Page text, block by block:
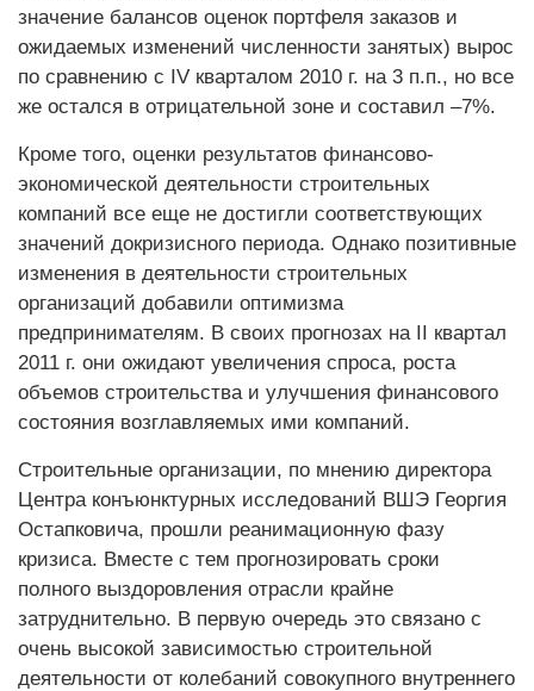
значение балансов оценок портфеля заказов и
ожидаемых изменений численности занятых) вырос
по сравнению с IV кварталом 2010 г. на 3 п.п., но все
же остался в отрицательной зоне и составил –7%.
Кроме того, оценки результатов финансово-
экономической деятельности строительных
компаний все еще не достигли соответствующих
значений докризисного периода. Однако позитивные
изменения в деятельности строительных
организаций добавили оптимизма
предпринимателям. В своих прогнозах на II квартал
2011 г. они ожидают увеличения спроса, роста
объемов строительства и улучшения финансового
состояния возглавляемых ими компаний.
Строительные организации, по мнению директора
Центра конъюнктурных исследований ВШЭ Георгия
Остапковича, прошли реанимационную фазу
кризиса. Вместе с тем прогнозировать сроки
полного выздоровления отрасли крайне
затруднительно. В первую очередь это связано с
очень высокой зависимостью строительной
деятельности от колебаний совокупного внутреннего